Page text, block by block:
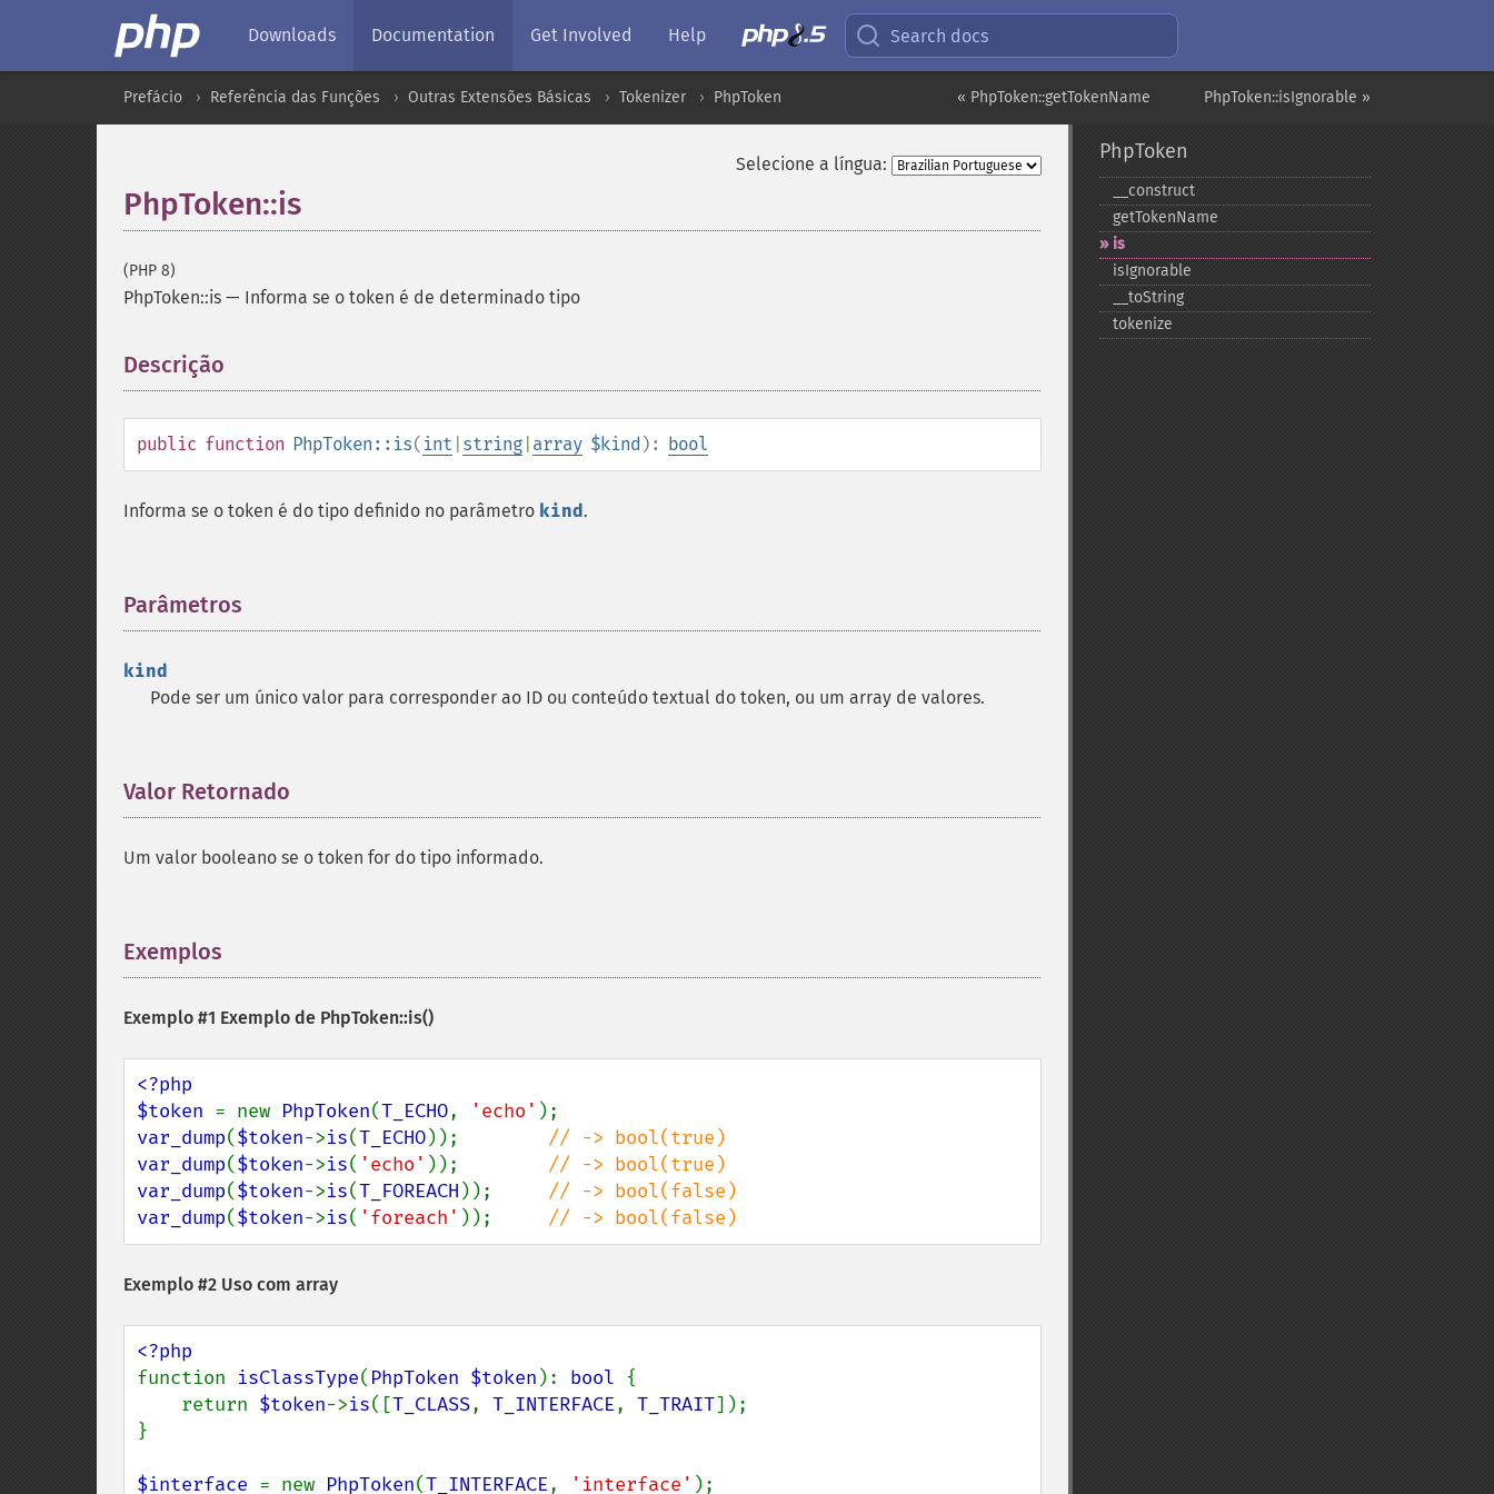
Downloads Documentation Get Involved Help Search docs
PhpToken::isIgnorable »
« PhpToken::getTokenName
Prefácio Referência das Funções Outras Extensões Básicas Tokenizer PhpToken
Selecione a língua:
PhpToken::is
(PHP 8)
PhpToken::is — Informa se o token é de determinado tipo
Descrição
public function PhpToken::is( int string array $kind ): bool
Informa se o token é do tipo definido no parâmetro kind.
Parâmetros
kind
Pode ser um único valor para corresponder ao ID ou conteúdo textual do token, ou um array de valores.
Valor Retornado
Um valor booleano se o token for do tipo informado.
Exemplos
Exemplo #1 Exemplo de PhpToken::is()
<?php
$token = new PhpToken(T_ECHO, 'echo'
var_dump($token->is(T_ECHO));
var_dump($token->is( 'echo' ));
var_dump($token->is(T_FOREACH ));
var_dump($token->is( 'foreach' )); // -> bool(false)
Exemplo #2 Uso com array
function isClassType( PhpToken $token ): bool {
    return
$token->is([T_CLASS, T_INTERFACE, T_TRAIT]);
}
$interface = new PhpToken(T_INTERFACE, 'interface'
PhpToken
_​_​construct
getTokenName
is
isIgnorable
_​_​toString
tokenize